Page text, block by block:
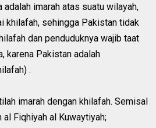
adalah imarah atas suatu wilayah,
khilafah, sehingga Pakistan tidak
dan penduduknya wajib taat
karena Pakistan adalah
.
imarah dengan khilafah. Semisal
al Fiqhiyah al Kuwaytiyah;